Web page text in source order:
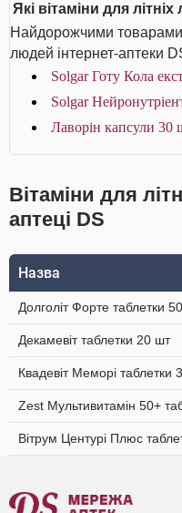
Які вітаміни для
Найдорожчими товарами
людей інтернет-аптеки
Solgar Готу Кола
Solgar
Лаворін капсули 30
Вітаміни для
аптеці DS
Назва
Долголіт Форте таблетки
Декамевіт таблетки 20 шт
Квадевіт Меморі таблетки
Zest Мультивитамін 50+
Вітрум Центурі Плюс